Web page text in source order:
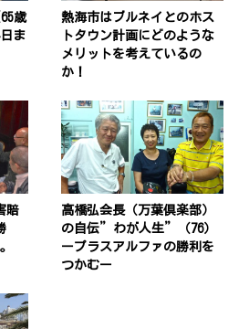
歳
ま
熱海市はブルネイとのホス
トタウン計画にどのような
メリットを考えているの
か！
賠
高橋弘会長（万葉倶楽部）
の自伝”わが人生”（76）
ープラスアルファの勝利を
つかむー